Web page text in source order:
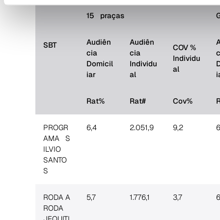
SBT
15 praças
Audiên
cia
Domicil
iar
Audiên
cia
Individu
al
COV %
Individu
al
Rat% Rat# Cov%
PROGR
AMA S
ILVIO
SANTO
S
6,4 2.051,9 9,2
RODA A
RODA
5,7 1.776,1 3,7